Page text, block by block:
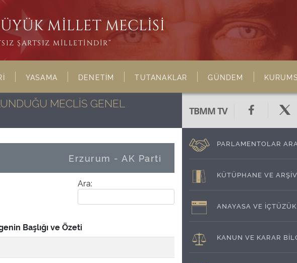
MİLLET MECLİSİ
ŞARTSIZ MİLLETİNDİR”
YASAMA DENETİM TUTANAKLAR GÜNDEM
MECLİS GENEL
Erzurum - AK Parti
Ara:
Başlığı ve Özeti
TBMM TV
PARLAMENTOLAR
KÜTÜPHANE VE ARŞİV
ANAYASA VE
KANUN VE KARAR